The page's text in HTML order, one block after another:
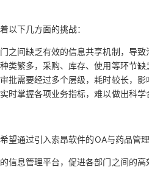
以下几方面的挑战：
之间缺乏有效的信息共享机制，导
类繁多，采购、库存、使用等环节
批需要经过多个层级，耗时较长，影
时掌握各项业务指标，难以做出科学
望通过引入索昂软件的OA与药品管
信息管理平台，促进各部门之间的高